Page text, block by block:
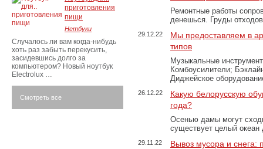
Ремонтные работы
денешься. Груды
29.12.22
Мы предоставляем в
типов
Музыкальные
Комбоусилители;
Диджейское
26.12.22
Какую белорусскую
года?
Осенью дамы могут
существует целый
29.11.22 Вывоз мусора и
приготовления
пищи
Нетбуки
Случалось ли вам когда-нибудь
хоть раз забыть перекусить,
засидевшись долго за
компьютером? Новый ноутбук
Electrolux …
Смотреть все